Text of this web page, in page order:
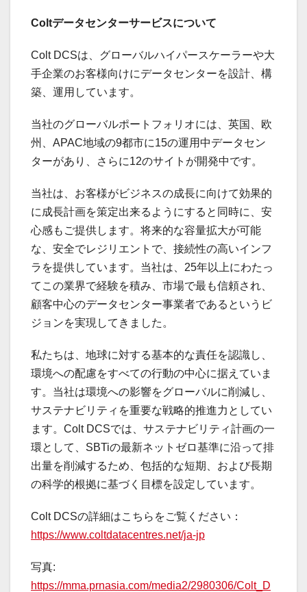
Coltデータセンターサービスについて
Colt DCSは、グローバルハイパースケーラーや大
手企業のお客様向けにデータセンターを設計、構
築、運用しています。
当社のグローバルポートフォリオには、英国、欧
州、APAC地域の9都市に15の運用中データセン
ターがあり、さらに12のサイトが開発中です。
当社は、お客様がビジネスの成長に向けて効果的
に成長計画を策定出来るようにすると同時に、安
心感もご提供します。将来的な容量拡大が可能
な、安全でレジリエントで、接続性の高いインフ
ラを提供しています。当社は、25年以上にわたっ
てこの業界で経験を積み、市場で最も信頼され、
顧客中心のデータセンター事業者であるというビ
ジョンを実現してきました。
私たちは、地球に対する基本的な責任を認識し、
環境への配慮をすべての行動の中心に据えていま
す。当社は環境への影響をグローバルに削減し、
サステナビリティを重要な戦略的推進力としてい
ます。Colt DCSでは、サステナビリティ計画の一
環として、SBTiの最新ネットゼロ基準に沿って排
出量を削減するため、包括的な短期、および長期
の科学的根拠に基づく目標を設定しています。
Colt DCSの詳細はこちらをご覧ください：
https://www.coltdatacentres.net/ja-jp
写真:
https://mma.prnasia.com/media2/2980306/Colt_D